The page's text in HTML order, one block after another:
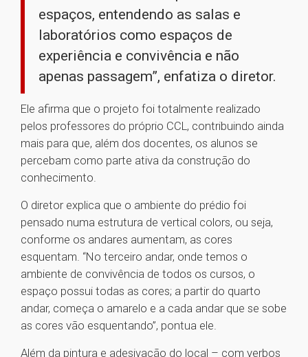
espaços, entendendo as salas e
laboratórios como espaços de
experiência e convivência e não
apenas passagem”, enfatiza o diretor.
Ele afirma que o projeto foi totalmente realizado
pelos professores do próprio CCL, contribuindo ainda
mais para que, além dos docentes, os alunos se
percebam como parte ativa da construção do
conhecimento.
O diretor explica que o ambiente do prédio foi
pensado numa estrutura de vertical colors, ou seja,
conforme os andares aumentam, as cores
esquentam. “No terceiro andar, onde temos o
ambiente de convivência de todos os cursos, o
espaço possui todas as cores; a partir do quarto
andar, começa o amarelo e a cada andar que se sobe
as cores vão esquentando”, pontua ele.
Além da pintura e adesivação do local – com verbos